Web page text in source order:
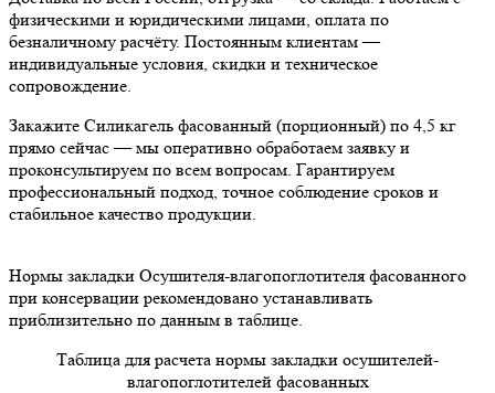
физическими и юридическими лицами, оплата по
безналичному расчёту. Постоянным клиентам —
индивидуальные условия, скидки и техническое
сопровождение.
Закажите Силикагель фасованный (порционный) по 4,5 кг
прямо сейчас — мы оперативно обработаем заявку и
проконсультируем по всем вопросам. Гарантируем
профессиональный подход, точное соблюдение сроков и
стабильное качество продукции.
Нормы закладки Осушителя-влагопоглотителя фасованного
при консервации рекомендовано устанавливать
приблизительно по данным в таблице.
Таблица для расчета нормы закладки осушителей-
влагопоглотителей фасованных